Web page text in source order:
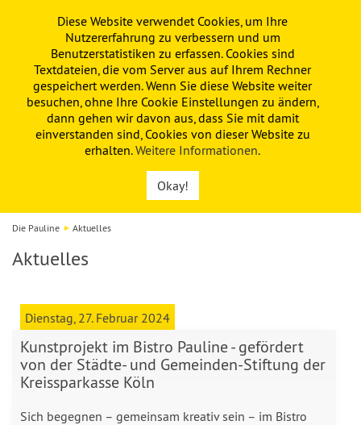
PAULINE KITA FÖRDERVEREIN
Die Pauline Aktuelles
Aktuelles
Dienstag, 27. Februar 2024
Kunstprojekt im Bistro Pauline - gefördert
von der Städte- und Gemeinden-Stiftung der
Kreissparkasse Köln
Sich begegnen – gemeinsam kreativ sein – im Bistro
Diese Website verwendet Cookies, um Ihre
Nutzererfahrung zu verbessern und um
Benutzerstatistiken zu erfassen. Cookies sind
Textdateien, die vom Server aus auf Ihrem Rechner
gespeichert werden. Wenn Sie diese Website weiter
besuchen, ohne Ihre Cookie Einstellungen zu ändern,
dann gehen wir davon aus, dass Sie mit damit
einverstanden sind, Cookies von dieser Website zu
erhalten.Weitere Informationen.
Okay!